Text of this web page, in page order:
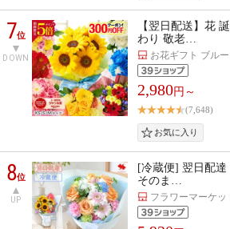
7位
DOWN
【翌日配送】花
わり 敬老…
お花ギフト ブルー
2,980円～
(7,648)
8位
UP
[冷蔵便] 翌日配
そのま…
フラワーマーケッ